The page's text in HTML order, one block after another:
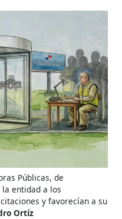
Públicas, de
entidad a los
y favorecían a su
Ortíz